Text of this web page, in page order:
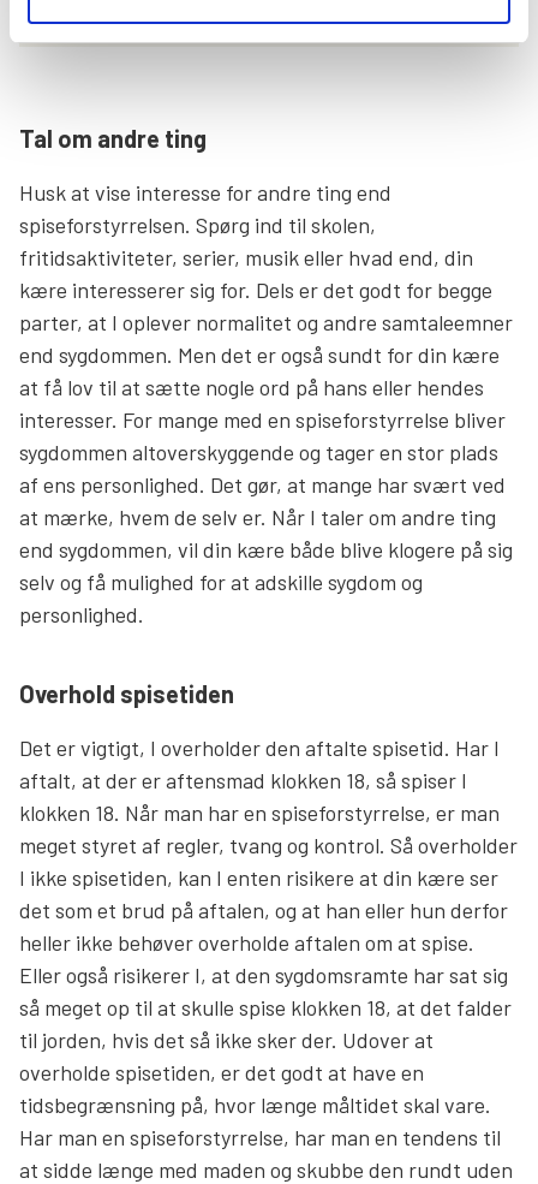
Tal om andre ting
Husk at vise interesse for andre ting end
spiseforstyrrelsen. Spørg ind til skolen,
fritidsaktiviteter, serier, musik eller hvad end, din
kære interesserer sig for. Dels er det godt for begge
parter, at I oplever normalitet og andre samtaleemner
end sygdommen. Men det er også sundt for din kære
at få lov til at sætte nogle ord på hans eller hendes
interesser. For mange med en spiseforstyrrelse bliver
sygdommen altoverskyggende og tager en stor plads
af ens personlighed. Det gør, at mange har svært ved
at mærke, hvem de selv er. Når I taler om andre ting
end sygdommen, vil din kære både blive klogere på sig
selv og få mulighed for at adskille sygdom og
personlighed.
Overhold spisetiden
Det er vigtigt, I overholder den aftalte spisetid. Har I
aftalt, at der er aftensmad klokken 18, så spiser I
klokken 18. Når man har en spiseforstyrrelse, er man
meget styret af regler, tvang og kontrol. Så overholder
I ikke spisetiden, kan I enten risikere at din kære ser
det som et brud på aftalen, og at han eller hun derfor
heller ikke behøver overholde aftalen om at spise.
Eller også risikerer I, at den sygdomsramte har sat sig
så meget op til at skulle spise klokken 18, at det falder
til jorden, hvis det så ikke sker der. Udover at
overholde spisetiden, er det godt at have en
tidsbegrænsning på, hvor længe måltidet skal vare.
Har man en spiseforstyrrelse, har man en tendens til
at sidde længe med maden og skubbe den rundt uden